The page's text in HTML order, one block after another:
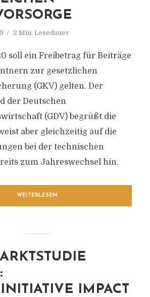
2 Min. Lesedauer
soll ein Freibetrag für Beiträge
zur gesetzlichen
(GKV) gelten. Der
der Deutschen
(GDV) begrüßt die
aber gleichzeitig auf die
bei der technischen
zum Jahreswechsel hin.
WEITERLESEN
IMPACT